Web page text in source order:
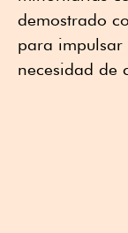
demostrado
para impulsar
necesidad de